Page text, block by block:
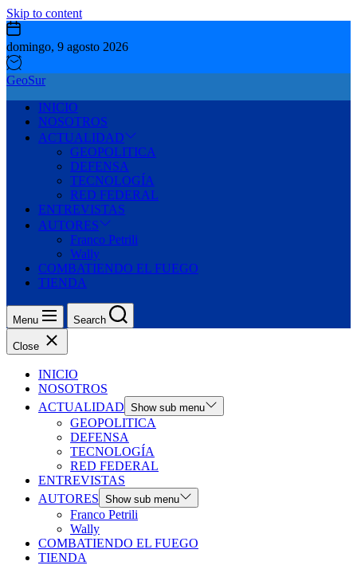
Skip to content
domingo, 9 agosto 2026
GeoSur
INICIO
NOSOTROS
ACTUALIDAD
GEOPOLITICA
DEFENSA
TECNOLOGÍA
RED FEDERAL
ENTREVISTAS
AUTORES
Franco Petrili
Wally
COMBATIENDO EL FUEGO
TIENDA
Menu Search
Close
INICIO
NOSOTROS
ACTUALIDAD Show sub menu
GEOPOLITICA
DEFENSA
TECNOLOGÍA
RED FEDERAL
ENTREVISTAS
AUTORES Show sub menu
Franco Petrili
Wally
COMBATIENDO EL FUEGO
TIENDA